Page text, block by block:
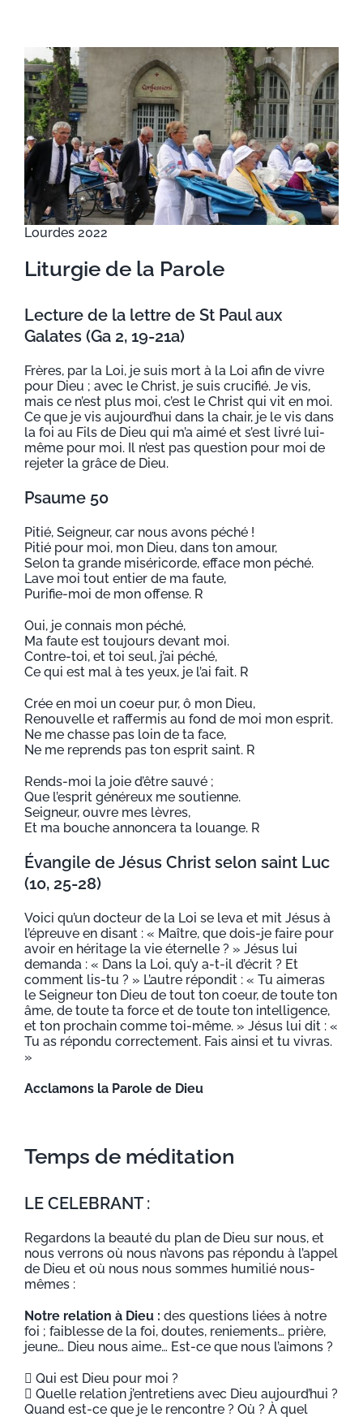
Lourdes 2022
Liturgie de la Parole
Lecture de la lettre de St Paul aux
Galates (Ga 2, 19-21a)
Frères, par la Loi, je suis mort à la Loi afin de vivre
pour Dieu ; avec le Christ, je suis crucifié. Je vis,
mais ce n’est plus moi, c’est le Christ qui vit en moi.
Ce que je vis aujourd’hui dans la chair, je le vis dans
la foi au Fils de Dieu qui m’a aimé et s’est livré lui-
même pour moi. Il n’est pas question pour moi de
rejeter la grâce de Dieu.
Psaume 50
Pitié, Seigneur, car nous avons péché !
Pitié pour moi, mon Dieu, dans ton amour,
Selon ta grande miséricorde, efface mon péché.
Lave moi tout entier de ma faute,
Purifie-moi de mon offense. R
Oui, je connais mon péché,
Ma faute est toujours devant moi.
Contre-toi, et toi seul, j’ai péché,
Ce qui est mal à tes yeux, je l’ai fait. R
Crée en moi un coeur pur, ô mon Dieu,
Renouvelle et raffermis au fond de moi mon esprit.
Ne me chasse pas loin de ta face,
Ne me reprends pas ton esprit saint. R
Rends-moi la joie d’être sauvé ;
Que l’esprit généreux me soutienne.
Seigneur, ouvre mes lèvres,
Et ma bouche annoncera ta louange. R
Évangile de Jésus Christ selon saint Luc
(10, 25-28)
Voici qu’un docteur de la Loi se leva et mit Jésus à
l’épreuve en disant : « Maître, que dois-je faire pour
avoir en héritage la vie éternelle ? » Jésus lui
demanda : « Dans la Loi, qu’y a-t-il d’écrit ? Et
comment lis-tu ? » L’autre répondit : « Tu aimeras
le Seigneur ton Dieu de tout ton coeur, de toute ton
âme, de toute ta force et de toute ton intelligence,
et ton prochain comme toi-même. » Jésus lui dit : «
Tu as répondu correctement. Fais ainsi et tu vivras.
»
Acclamons la Parole de Dieu
Temps de méditation
LE CELEBRANT :
Regardons la beauté du plan de Dieu sur nous, et
nous verrons où nous n’avons pas répondu à l’appel
de Dieu et où nous nous sommes humilié nous-
mêmes :
Notre relation à Dieu : des questions liées à notre
foi ; faiblesse de la foi, doutes, reniements… prière,
jeune… Dieu nous aime… Est-ce que nous l’aimons ?
 Qui est Dieu pour moi ?
 Quelle relation j’entretiens avec Dieu aujourd’hui ?
Quand est-ce que je le rencontre ? Où ? À quel